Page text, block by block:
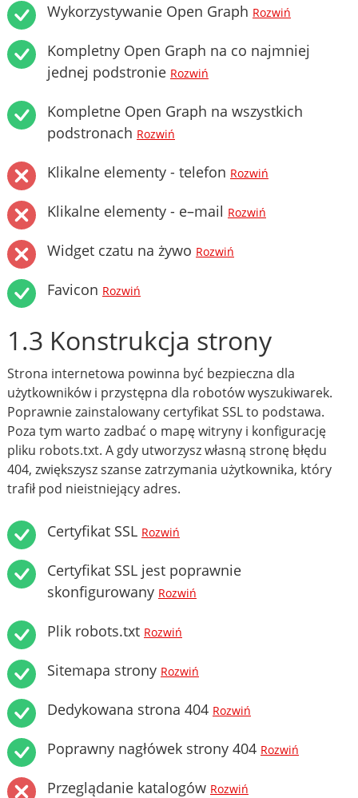
Wykorzystywanie Open Graph Rozwiń
Kompletny Open Graph na co najmniej
jednej podstronie Rozwiń
Kompletne Open Graph na wszystkich
podstronach Rozwiń
Klikalne elementy - telefon Rozwiń
Klikalne elementy - e–mail Rozwiń
Widget czatu na żywo Rozwiń
Favicon Rozwiń
1.3 Konstrukcja strony
Strona internetowa powinna być bezpieczna dla
użytkowników i przystępna dla robotów wyszukiwarek.
Poprawnie zainstalowany certyfikat SSL to podstawa.
Poza tym warto zadbać o mapę witryny i konfigurację
pliku robots.txt. A gdy utworzysz własną stronę błędu
404, zwiększysz szanse zatrzymania użytkownika, który
trafił pod nieistniejący adres.
Certyfikat SSL Rozwiń
Certyfikat SSL jest poprawnie
skonfigurowany Rozwiń
Plik robots.txt Rozwiń
Sitemapa strony Rozwiń
Dedykowana strona 404 Rozwiń
Poprawny nagłówek strony 404 Rozwiń
Przeglądanie katalogów Rozwiń